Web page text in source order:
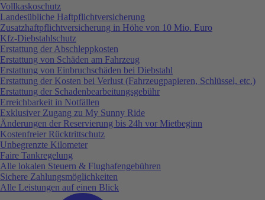
Vollkaskoschutz
Landesübliche Haftpflichtversicherung
Zusatzhaftpflichtversicherung in Höhe von 10 Mio. Euro
Kfz-Diebstahlschutz
Erstattung der Abschleppkosten
Erstattung von Schäden am Fahrzeug
Erstattung von Einbruchschäden bei Diebstahl
Erstattung der Kosten bei Verlust (Fahrzeugpapieren, Schlüssel, etc.)
Erstattung der Schadenbearbeitungsgebühr
Erreichbarkeit in Notfällen
Exklusiver Zugang zu My Sunny Ride
Änderungen der Reservierung bis 24h vor Mietbeginn
Kostenfreier Rücktrittschutz
Unbegrenzte Kilometer
Faire Tankregelung
Alle lokalen Steuern & Flughafengebühren
Sichere Zahlungsmöglichkeiten
Alle Leistungen auf einen Blick